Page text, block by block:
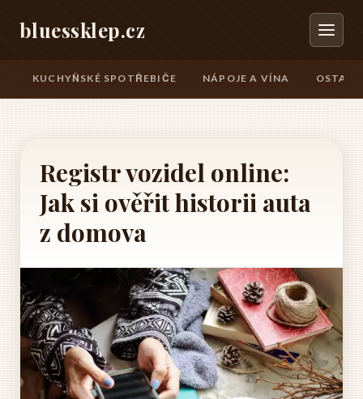
bluessklep.cz
KUCHYŇSKÉ SPOTŘEBIČE NÁPOJE A VÍNA
Registr vozidel online:
Jak si ověřit historii auta
z domova